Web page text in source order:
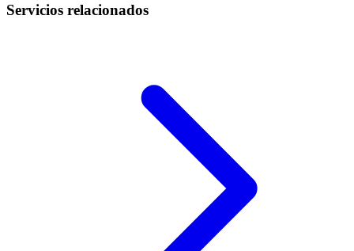
Servicios relacionados